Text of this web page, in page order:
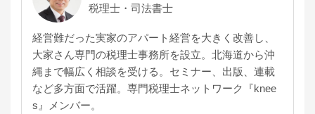
税理士・司法書士
経営難だった実家のアパート経営を大きく改善し、
大家さん専門の税理士事務所を設立。北海道から沖
縄まで幅広く相談を受ける。セミナー、出版、連載
など多方面で活躍。専門税理士ネットワーク『knee
s』メンバー。